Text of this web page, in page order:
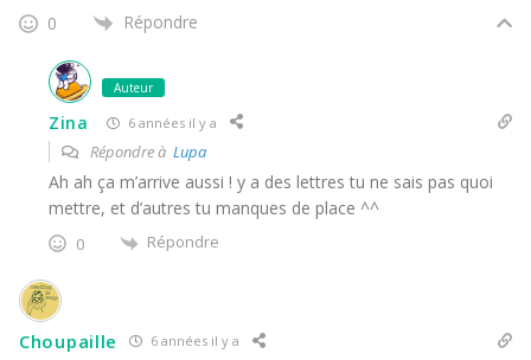
0 Répondre
Auteur
Zina 6 années il y a
Répondre à Lupa
Ah ah ça m’arrive aussi ! y a des lettres tu ne sais pas quoi
mettre, et d’autres tu manques de place ^^
0 Répondre
Choupaille 6 années il y a